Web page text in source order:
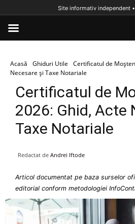
Acasă Ghiduri Utile
Certificatul de
Necesare și Taxe Notariale
Certificatul de
2026: Ghid, Acte
Taxe Notariale
Redactat de Andrei Iftode
Articol documentat pe baza surselor
editorial conform metodologiei
Site informativ independent •